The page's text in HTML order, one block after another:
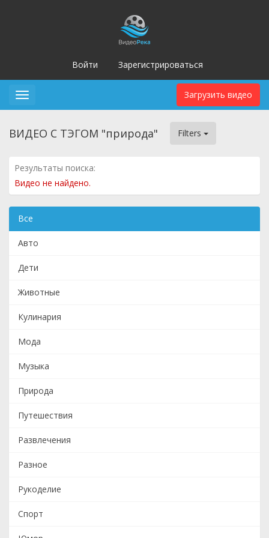
Войти Зарегистрироваться
Загрузить видео
Toggle
ВИДЕО С ТЭГОМ "природа" Filters
Результаты поиска:
Видео не найдено.
Все
Авто
Дети
Животные
Кулинария
Мода
Музыка
Природа
Путешествия
Развлечения
Разное
Рукоделие
Спорт